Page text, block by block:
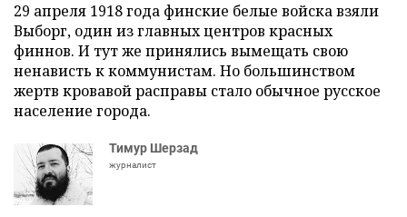
29 апреля 1918 года финские белые войска взяли
Выборг, один из главных центров красных
финнов. И тут же принялись вымещать свою
ненависть к коммунистам. Но большинством
жертв кровавой расправы стало обычное русское
население города.
Тимур Шерзад
журналист